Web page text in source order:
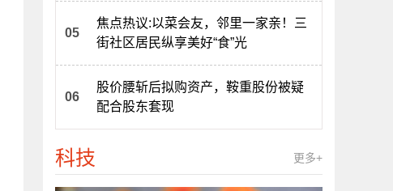
焦点热议:以菜会友，邻里一家亲！三
街社区居民纵享美好“食”光
股价腰斩后拟购资产，鞍重股份被疑
配合股东套现
科技 更多+